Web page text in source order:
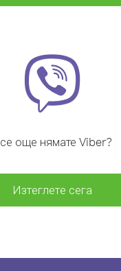
още нямате Viber?
Изтеглете сега